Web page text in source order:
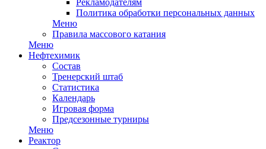
Рекламодателям
Политика обработки персональных данных
Меню
Правила массового катания
Меню
Нефтехимик
Состав
Тренерский штаб
Статистика
Календарь
Игровая форма
Предсезонные турниры
Меню
Реактор